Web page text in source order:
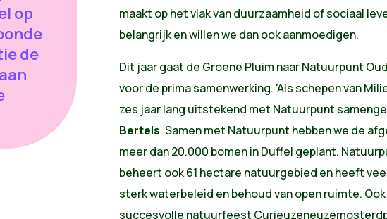
op
de
maakt op het vlak van duurzaamheid of sociaal
belangrijk en willen we dan ook aanmoedigen.
Dit jaar gaat de Groene Pluim naar Natuurpunt
voor de prima samenwerking. 'Als schepen van
zes jaar lang uitstekend met Natuurpunt
Bertels. Samen met Natuurpunt hebben we de
meer dan 20.000 bomen in Duffel geplant.
beheert ook 61 hectare natuurgebied en heeft
sterk waterbeleid en behoud van open ruimte.
succesvolle natuurfeest